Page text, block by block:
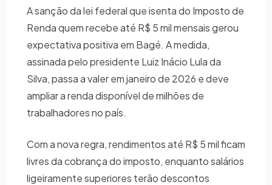
A sanção da lei federal que isenta do Imposto de
Renda quem recebe até R$ 5 mil mensais gerou
expectativa positiva em Bagé. A medida,
assinada pelo presidente Luiz Inácio Lula da
Silva, passa a valer em janeiro de 2026 e deve
ampliar a renda disponível de milhões de
trabalhadores no país.
Com a nova regra, rendimentos até R$ 5 mil ficam
livres da cobrança do imposto, enquanto salários
ligeiramente superiores terão descontos